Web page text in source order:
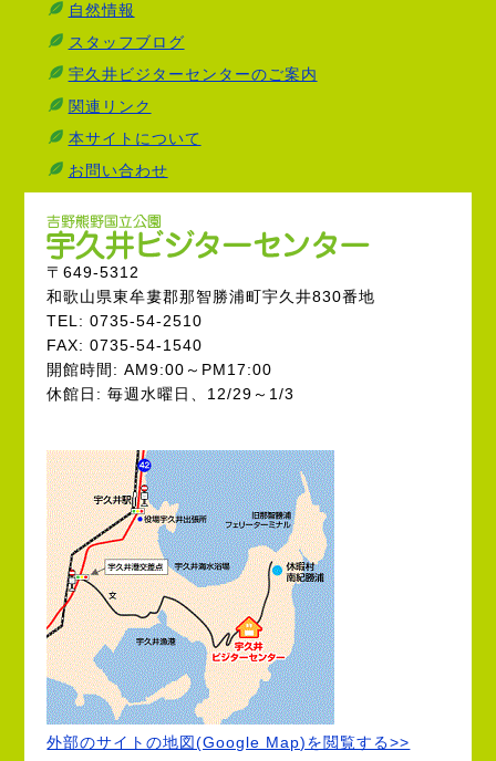
自然情報
スタッフブログ
宇久井ビジターセンターのご案内
関連リンク
本サイトについて
お問い合わせ
〒649-5312
和歌山県東牟婁郡那智勝浦町宇久井830番地
TEL: 0735-54-2510
FAX: 0735-54-1540
開館時間: AM9:00～PM17:00
休館日: 毎週水曜日、12/29～1/3
外部のサイトの地図(Google Map)を閲覧する>>